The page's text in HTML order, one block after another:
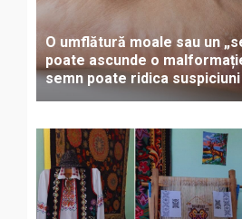
O umflătură moale sau un
poate ascunde o
semn poate ridica suspiciuni